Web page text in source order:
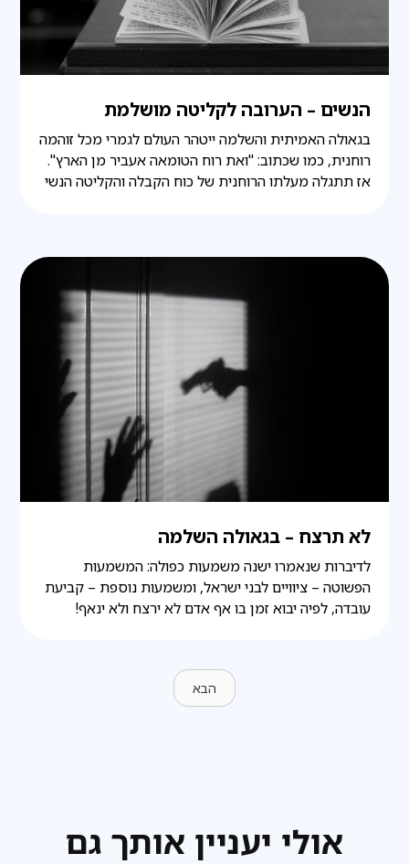
הנשים – הערובה לקליטה מושלמת
בגאולה האמיתית והשלמה ייטהר העולם לגמרי מכל זוהמה
רוחנית, כמו שכתוב: "ואת רוח הטומאה אעביר מן הארץ".
אז תתגלה מעלתו הרוחנית של כוח הקבלה והקליטה הנשי
לא תרצח – בגאולה השלמה
לדיברות שנאמרו ישנה משמעות כפולה: המשמעות
הפשוטה – ציוויים לבני ישראל, ומשמעות נוספת – קביעת
עובדה, לפיה יבוא זמן בו אף אדם לא ירצח ולא ינאף!
הבא
אולי יעניין אותך גם